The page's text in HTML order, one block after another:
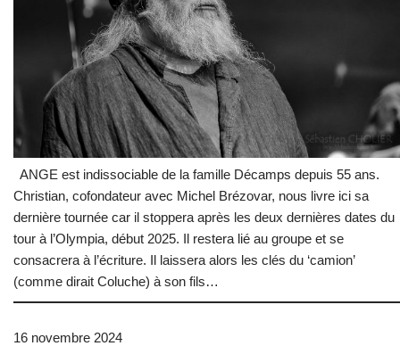
ANGE est indissociable de la famille Décamps depuis 55 ans.
Christian, cofondateur avec Michel Brézovar, nous livre ici sa
dernière tournée car il stoppera après les deux dernières dates du
tour à l’Olympia, début 2025. Il restera lié au groupe et se
consacrera à l’écriture. Il laissera alors les clés du ‘camion’
(comme dirait Coluche) à son fils…
16 novembre 2024